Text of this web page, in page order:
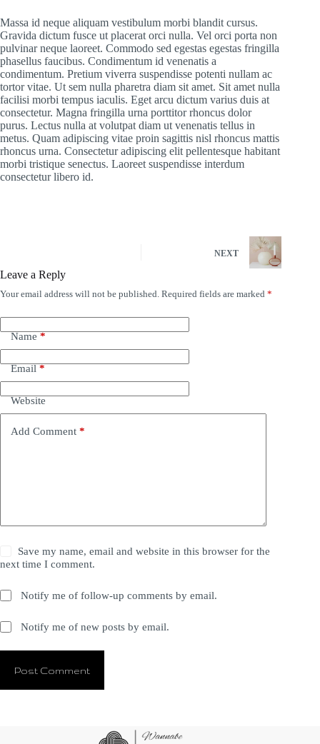
Massa id neque aliquam vestibulum morbi blandit cursus.
Gravida dictum fusce ut placerat orci nulla. Vel orci porta non
pulvinar neque laoreet. Commodo sed egestas egestas fringilla
phasellus faucibus. Condimentum id venenatis a
condimentum. Pretium viverra suspendisse potenti nullam ac
tortor vitae. Ut sem nulla pharetra diam sit amet. Sit amet nulla
facilisi morbi tempus iaculis. Eget arcu dictum varius duis at
consectetur. Magna fringilla urna porttitor rhoncus dolor
purus. Lectus nulla at volutpat diam ut venenatis tellus in
metus. Quam adipiscing vitae proin sagittis nisl rhoncus mattis
rhoncus urna. Consectetur adipiscing elit pellentesque habitant
morbi tristique senectus. Laoreet suspendisse interdum
consectetur libero id.
NEXT
Leave a Reply
Your email address will not be published. Required fields are marked *
Name *
Email *
Website
Add Comment *
Save my name, email and website in this browser for the
next time I comment.
Notify me of follow-up comments by email.
Notify me of new posts by email.
Post Comment